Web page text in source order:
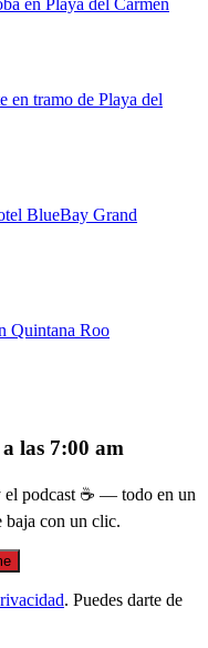
en tramo de Playa del
BlueBay Grand
Quintana Roo
las 7:00 am
el podcast ☕ — todo en un
baja con un clic.
. Puedes darte de